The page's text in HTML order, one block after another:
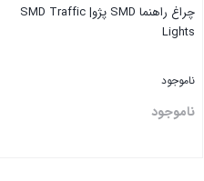
چراغ راهنما SMD پژو| SMD Traffic
Lights
ناموجود
ناموجود